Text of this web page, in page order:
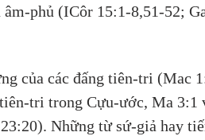
phủ (ICôr 15:1-8,51-52;
của các đấng tiên-tri (Mac
tri trong Cựu-ước, Ma 3:1
Những từ sứ-giả hay